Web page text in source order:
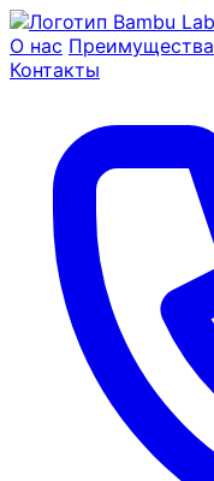
О нас Преимущества
Контакты